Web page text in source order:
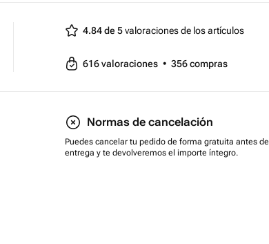
4.84 de 5valoraciones de los artículos
616valoraciones • 356compras
Normas de cancelación
Puedes cancelar tu pedido de forma gratuita antes
entrega y te devolveremos el importe íntegro.